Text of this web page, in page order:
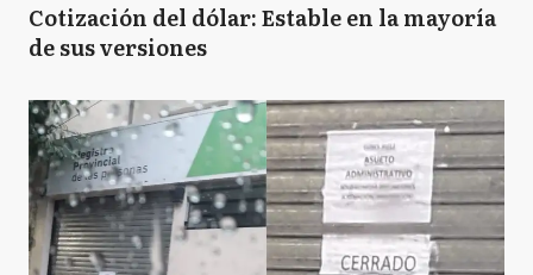
Cotización del dólar: Estable en la mayoría
de sus versiones